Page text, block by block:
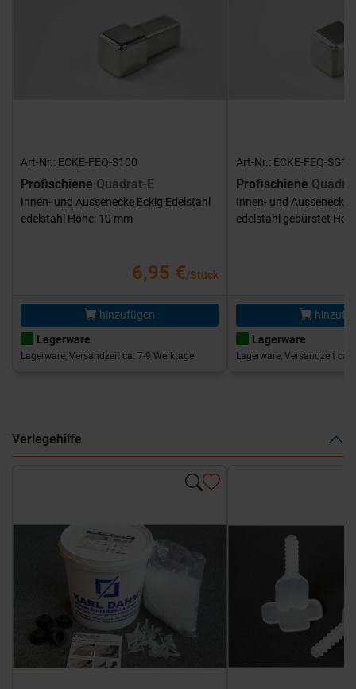
Art-Nr.: ECKE-FEQ-S100
Profischiene Quadrat-E
Innen- und Aussenecke Eckig Edelstahl
edelstahl Höhe: 10 mm
6,95 €/Stück
hinzufügen
Lagerware
Lagerware, Versandzeit ca. 7-9 Werktage
Art-Nr.: ECKE-FEQ-
Profischiene
Innen- und Aussenecke
edelstahl gebürstet
Lagerware
Lagerware, Versandzeit ca.
Verlegehilfe